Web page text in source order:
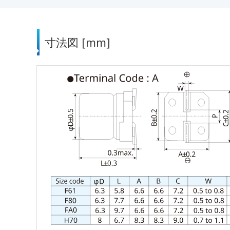
寸法図 [mm]